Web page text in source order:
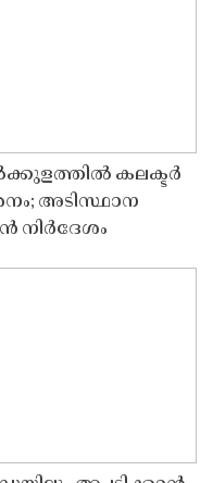
കലക്ടർ
അടിസ്ഥാന
നിർദേശം